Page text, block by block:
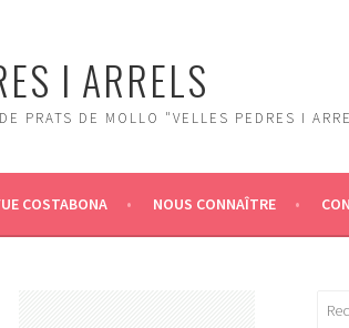
I ARRELS
PRATS DE MOLLO "VELLES PEDRES I
COSTABONA NOUS CONNAÎTRE